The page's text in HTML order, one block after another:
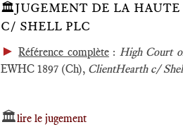
🏛️JUGEMENT DE LA HAUTE
C/ SHELL PLC
►Référence complète: High Court
EWHC 1897 (Ch), ClientHearth c/
🏛️lire le jugement